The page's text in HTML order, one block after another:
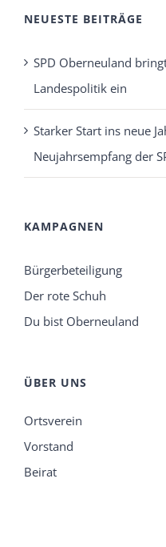
NEUESTE BEITRÄGE
SPD Oberneuland
Landespolitik ein
Starker Start ins neue
Neujahrsempfang der
KAMPAGNEN
Bürgerbeteiligung
Der rote Schuh
Du bist Oberneuland
ÜBER UNS
Ortsverein
Vorstand
Beirat